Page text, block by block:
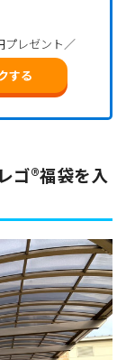
プレゼント／
する
ゴ®福袋を入